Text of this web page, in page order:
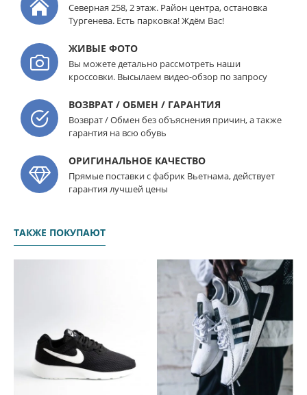
Северная 258, 2 этаж. Район центра, остановка
Тургенева. Есть парковка! Ждём Вас!
ЖИВЫЕ ФОТО
Вы можете детально рассмотреть наши
кроссовки. Высылаем видео-обзор по запросу
ВОЗВРАТ / ОБМЕН / ГАРАНТИЯ
Возврат / Обмен без объяснения причин, а также
гарантия на всю обувь
ОРИГИНАЛЬНОЕ КАЧЕСТВО
Прямые поставки с фабрик Вьетнама, действует
гарантия лучшей цены
ТАКЖЕ ПОКУПАЮТ